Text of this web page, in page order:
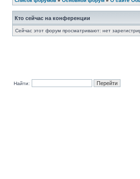
Кто сейчас на конференции
Сейчас этот форум просматривают: нет
Найти: